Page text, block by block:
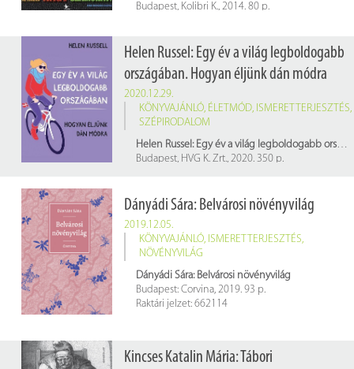
Budapest, Kolibri K., 2014. 80 p.
Helen Russel: Egy év a világ legboldogabb
országában. Hogyan éljünk dán módra
2020.12.29.
KÖNYVAJÁNLÓ, ÉLETMÓD, ISMERETTERJESZTÉS,
SZÉPIRODALOM
Helen Russel: Egy év a világ legboldogabb országában. Hogyan éljünk dán módra
Budapest, HVG K. Zrt., 2020. 350 p.
Dányádi Sára: Belvárosi növényvilág
2019.12.05.
KÖNYVAJÁNLÓ, ISMERETTERJESZTÉS,
NÖVÉNYVILÁG
Dányádi Sára: Belvárosi növényvilág
Budapest: Corvina, 2019. 93 p.
Raktári jelzet: 662114
Kincses Katalin Mária: Tábori